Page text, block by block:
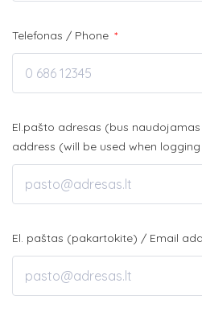
Telefonas / Phone *
El.pašto adresas (bus
address (will be used when
El. paštas (pakartokite) / Email